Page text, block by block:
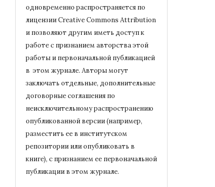
одновременно распространяется по
лицензии Creative Commons Attribution
и позволяют другим иметь доступ к
работе с признанием авторства этой
работы и первоначальной публикацией
в этом журнале. Авторы могут
заключать отдельные, дополнительные
договорные соглашения по
неисключительному распространению
опубликованной версии (например,
разместить ее в институтском
репозитории или опубликовать в
книге), с признанием ее первоначальной
публикации в этом журнале.